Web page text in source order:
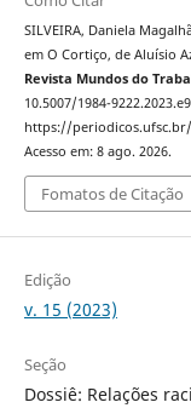
SILVEIRA, Daniela
em O Cortiço, de Aluísio
Revista Mundos do
10.5007/1984-
https://
Acesso em: 8 ago. 2026.
Fomatos de Citação
Edição
v. 15 (2023)
Seção
Dossiê: Relações